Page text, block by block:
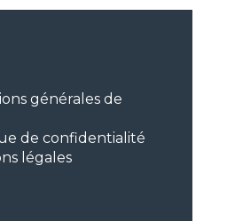
générales de
de confidentialité
légales